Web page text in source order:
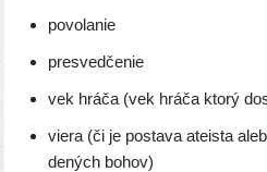
povo­la­nie
pre­sved­če­nie
vek hrá­ča (vek hrá­ča kto­rý
vie­ra (či je posta­va ate­is­ta
de­ných bohov)